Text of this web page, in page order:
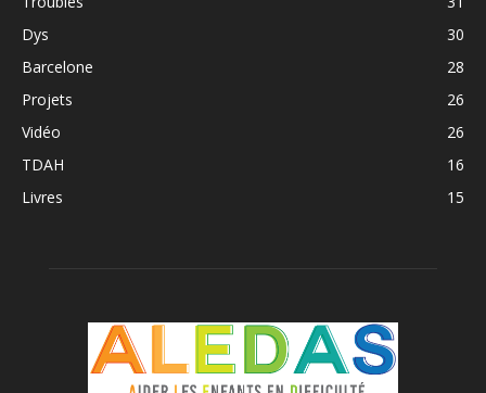
Dys
30
Barcelone
28
Projets
26
Vidéo
26
TDAH
16
Livres
15